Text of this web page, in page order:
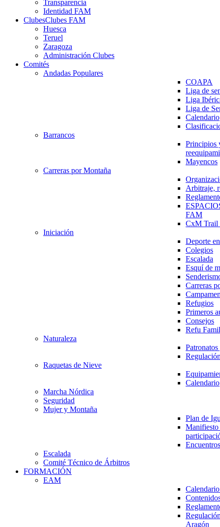
Transparencia
Identidad FAM
ClubesClubes FAM
Huesca
Teruel
Zaragoza
Administración Clubes
Comités
Andadas Populares
COAPA
Liga de
Liga
Liga de
Calendario
Barrancos
Principios
Mayencos
Carreras por Montaña
Arbitraje,
FAM
CxM
Iniciación
Deporte
Colegios
Escalada
Esquí de
Carreras
Refugios
Primeros
Consejos
Refu
Naturaleza
Raquetas de Nieve
Calendario
Marcha Nórdica
Seguridad
Mujer y Montaña
Plan de
Escalada
Comité Técnico de Árbitros
FORMACIÓN
EAM
Aragón